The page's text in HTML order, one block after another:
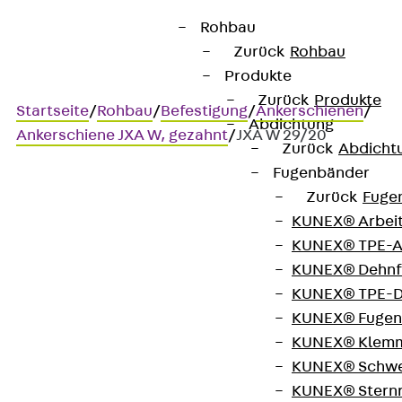
Rohbau
Zurück Rohbau
Produkte
Zurück Produkte
Abdichtung
Zurück
Fugenbänder
Zurück
KUNEX®
KUNEX®
KUNEX®
KUNEX®
KUNEX®
KUNEX®
KUNEX®
KUNEX®
Startseite/Rohbau/Befestigung/Ankerschienen/
Ankerschiene JXA W, gezahnt/JXA W 29/20
warmgewalzt, gezahnt, mit